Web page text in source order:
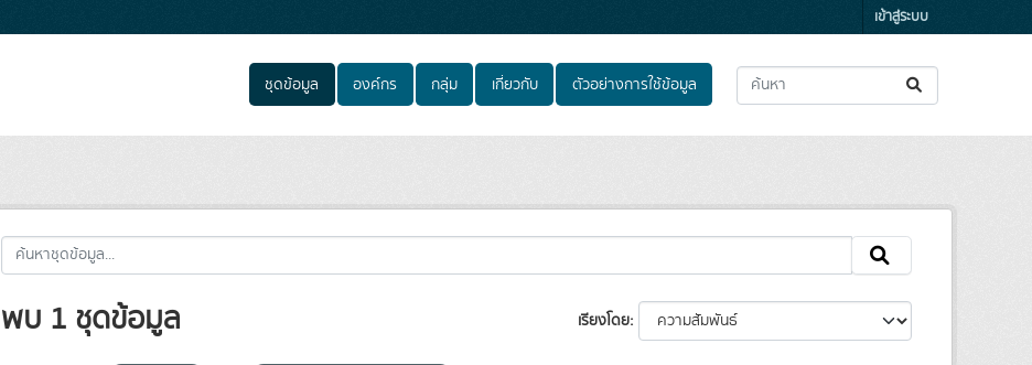
เข้าสู่ระบบ
ชุดข้อมูล องค์กร กลุ่ม เกี่ยวกับ ตัวอย่างการใช้ข้อมูล
เรียงโดย
พบ 1 ชุดข้อมูล